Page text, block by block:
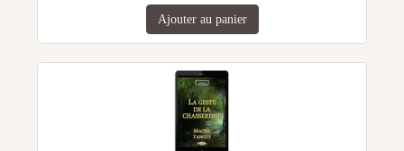
Ajouter au panier